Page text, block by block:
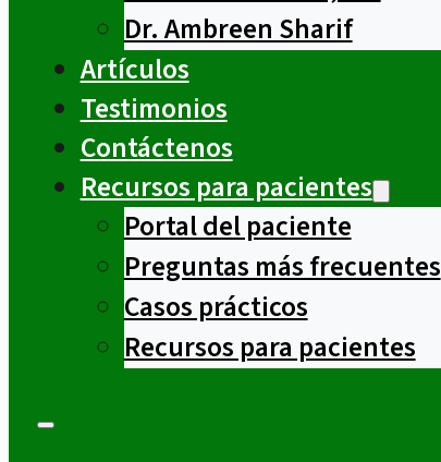
Dr. Ambreen Sharif
Artículos
Testimonios
Contáctenos
Recursos para pacientes
Portal del paciente
Preguntas más frecuentes
Casos prácticos
Recursos para pacientes